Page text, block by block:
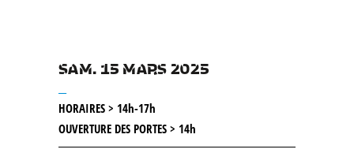
SAM. 15 MARS 2025
HORAIRES > 14h-17h
OUVERTURE DES PORTES > 14h